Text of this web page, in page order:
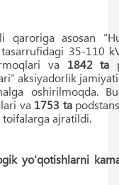
qaroriga asosan
35-110
va 1842 ta
aksiyadorlik
oshirilmoqda.
va 1753 ta
toifalarga ajratildi.
yo‘qotishlarni